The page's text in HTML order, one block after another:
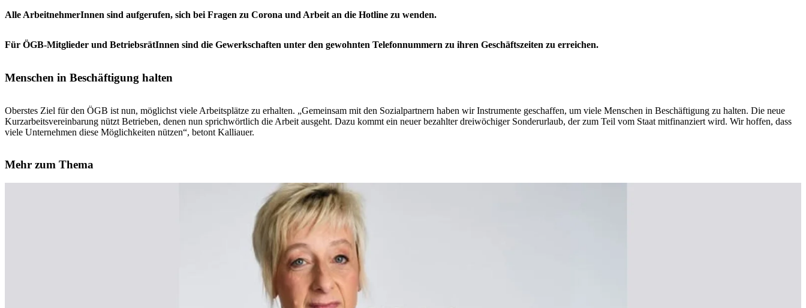
Alle ArbeitnehmerInnen sind aufgerufen, sich bei Fragen zu Corona und Arbeit an die Hotline zu wenden.
Für ÖGB-Mitglieder und BetriebsrätInnen sind die Gewerkschaften unter den gewohnten Telefonnummern zu ihren Geschäftszeiten zu erreichen.
Menschen in Beschäftigung halten
Oberstes Ziel für den ÖGB ist nun, möglichst viele Arbeitsplätze zu erhalten. „Gemeinsam mit den Sozialpartnern haben wir Instrumente geschaffen, um viele Menschen in Beschäftigung zu halten. Die neue
Kurzarbeitsvereinbarung nützt Betrieben, denen nun sprichwörtlich die Arbeit ausgeht. Dazu kommt ein neuer bezahlter dreiwöchiger Sonderurlaub, der zum Teil vom Staat mitfinanziert wird. Wir hoffen, dass
viele Unternehmen diese Möglichkeiten nützen“, betont Kalliauer.
Mehr zum Thema